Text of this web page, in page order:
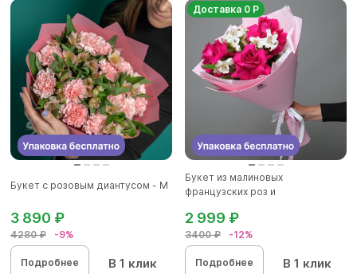
Букет с розовым диантусом - М
4280 ₽ -9%
3 890 ₽
Подробнее В 1 клик
Доставка 0 Р
Букет из малиновых
французских роз и
3400 ₽ -12%
2 999 ₽
Подробнее В 1 клик